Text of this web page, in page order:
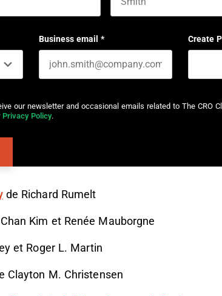
Business email * Create
our newsletter and occasional emails related to The CRO
Privacy Policy.
de Richard Rumelt
Kim et Renée Mauborgne
et Roger L. Martin
Clayton M. Christensen